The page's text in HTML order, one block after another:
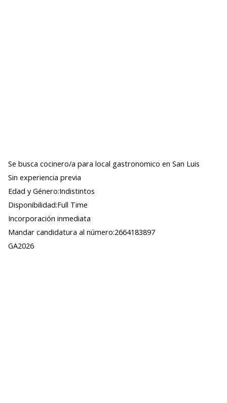
Se busca cocinero/a para local gastronomico en San Luis
Sin experiencia previa
Edad y Género:Indistintos
Disponibilidad:Full Time
Incorporación inmediata
Mandar candidatura al número:2664183897
GA2026